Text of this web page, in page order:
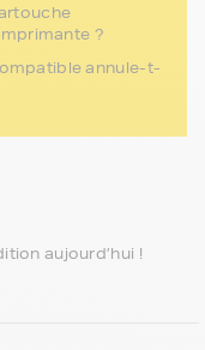
aujourd’hui !
?
annule-t-